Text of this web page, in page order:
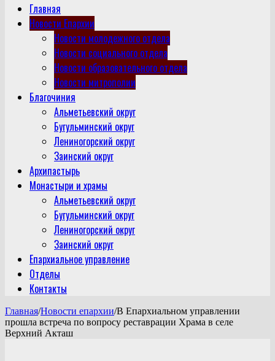
Главная
Новости Епархии
Новости молодежного отдела
Новости социального отдела
Новости образовательного отдела
Новости митрополии
Благочиния
Альметьевский округ
Бугульминский округ
Лениногорский округ
Заинский округ
Архипастырь
Монастыри и храмы
Альметьевский округ
Бугульминский округ
Лениногорский округ
Заинский округ
Епархиальное управление
Отделы
Контакты
Главная/Новости епархии/В Епархиальном управлении
прошла встреча по вопросу реставрации Храма в селе
Верхний Акташ